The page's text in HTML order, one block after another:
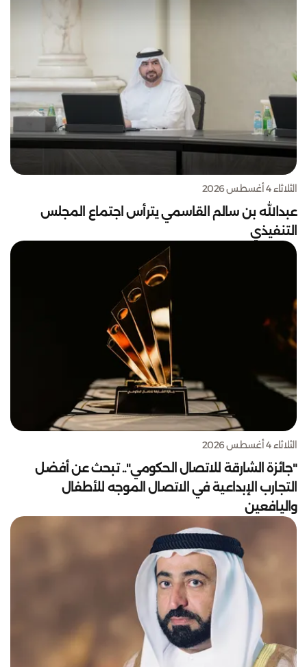
الثلاثاء 4 أغسطس 2026
عبدالله بن سالم القاسمي يترأس اجتماع المجلس
التنفيذي
الثلاثاء 4 أغسطس 2026
"جائزة الشارقة للاتصال الحكومي".. تبحث عن أفضل
التجارب الإبداعية في الاتصال الموجه للأطفال
واليافعين